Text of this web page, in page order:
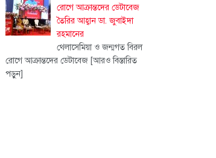
রোগে আক্রান্তদের ডেটাবেজ
তৈরির আহ্বান ডা. জুবাইদা
রহমানের
থেলাসেমিয়া ও জন্মগত বিরল
রোগে আক্রান্তদের ডেটাবেজ [আরও বিস্তারিত
পড়ুন]